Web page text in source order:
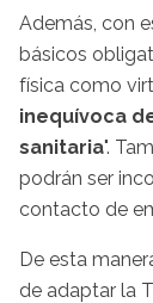
Además, con
básicos
física como
inequívoca
sanitaria".
podrán ser
contacto de
De esta
de adaptar la